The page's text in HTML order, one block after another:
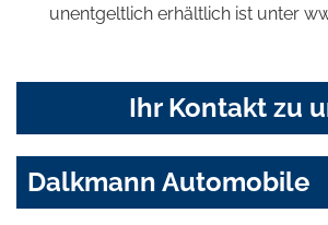
unentgeltlich erhältlich ist unter
Ihr Kontakt zu
Dalkmann Automobile